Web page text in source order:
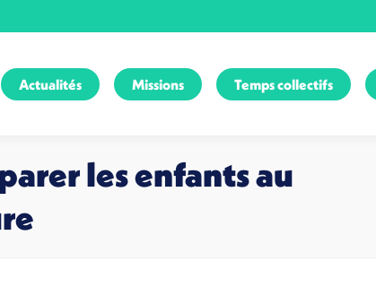
Actualités Missions Temps collectifs
les enfants au